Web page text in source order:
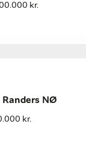
kr.
NØ
kr.